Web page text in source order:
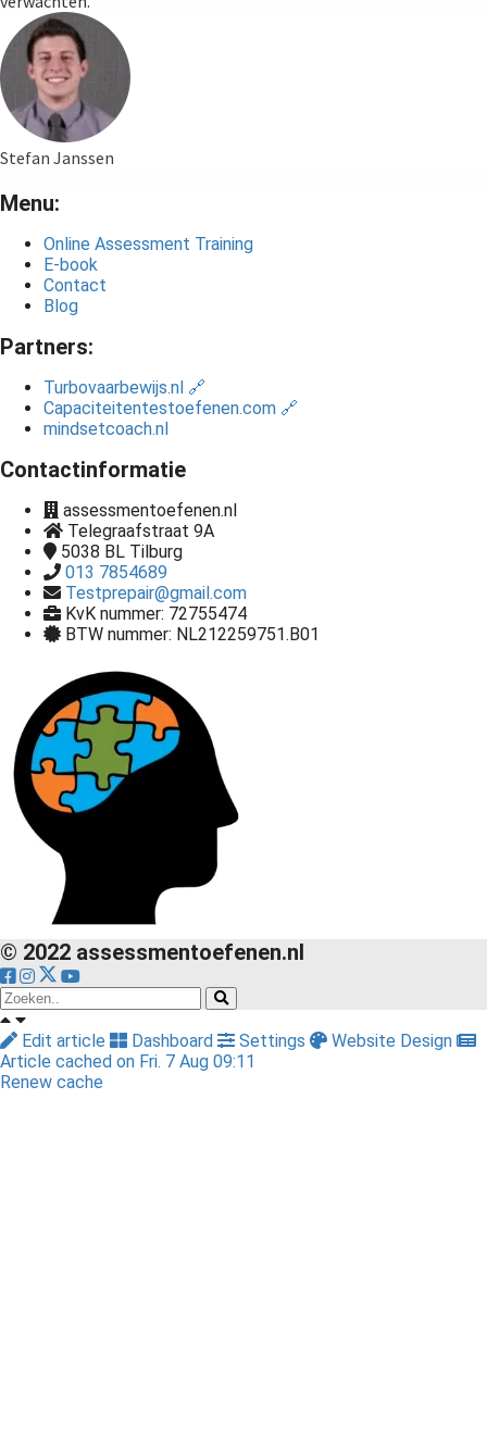
Stefan Janssen
Menu:
Online Assessment Training
E-book
Contact
Blog
Partners:
Turbovaarbewijs.nl 🔗
Capaciteitentestoefenen.com 🔗
mindsetcoach.nl
Contactinformatie
assessmentoefenen.nl
Telegraafstraat 9A
5038 BL Tilburg
013 7854689
Testprepair@gmail.com
KvK nummer: 72755474
BTW nummer: NL212259751.B01
© 2022 assessmentoefenen.nl
Edit article Dashboard Settings
Website Design
Article cached on Fri. 7 Aug 09:11
Renew cache